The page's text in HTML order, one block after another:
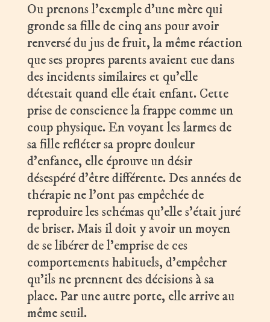
Ou prenons l’exemple d’une mère qui
gronde sa fille de cinq ans pour avoir
renversé du jus de fruit, la même réaction
que ses propres parents avaient eue dans
des incidents similaires et qu’elle
détestait quand elle était enfant. Cette
prise de conscience la frappe comme un
coup physique. En voyant les larmes de
sa fille refléter sa propre douleur
d’enfance, elle éprouve un désir
désespéré d’être différente. Des années de
thérapie ne l’ont pas empêchée de
reproduire les schémas qu’elle s’était juré
de briser. Mais il doit y avoir un moyen
de se libérer de l’emprise de ces
comportements habituels, d’empêcher
qu’ils ne prennent des décisions à sa
place. Par une autre porte, elle arrive au
même seuil.